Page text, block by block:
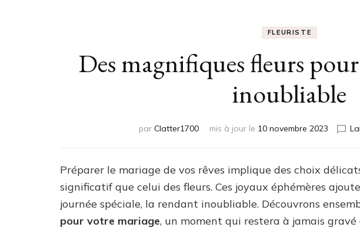
FLEURISTE
Des magnifiques fleurs
inoubliable
par Clatter1700 mis à jour le 10 novembre 2023
Préparer le mariage de vos rêves implique des choix
significatif que celui des fleurs. Ces joyaux éphémères
journée spéciale, la rendant inoubliable. Découvrons
pour votre mariage, un moment qui restera à jamais